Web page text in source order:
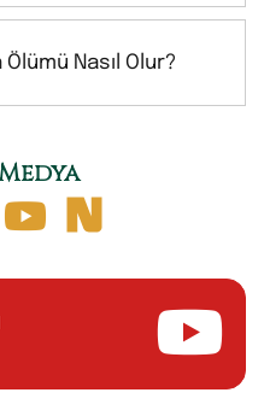
Nasıl Olur?